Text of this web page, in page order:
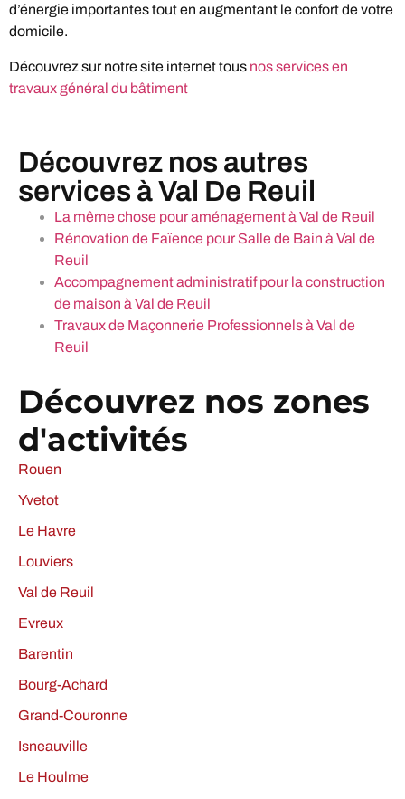
d’énergie importantes tout en augmentant le confort de votre
domicile.
Découvrez sur notre site internet tous nos services en
travaux général du bâtiment
Découvrez nos autres
services à Val De Reuil
La même chose pour aménagement à Val de Reuil
Rénovation de Faïence pour Salle de Bain à Val de
Reuil
Accompagnement administratif pour la construction
de maison à Val de Reuil
Travaux de Maçonnerie Professionnels à Val de
Reuil
Découvrez nos zones
d'activités
Rouen
Yvetot
Le Havre
Louviers
Val de Reuil
Evreux
Barentin
Bourg-Achard
Grand-Couronne
Isneauville
Le Houlme